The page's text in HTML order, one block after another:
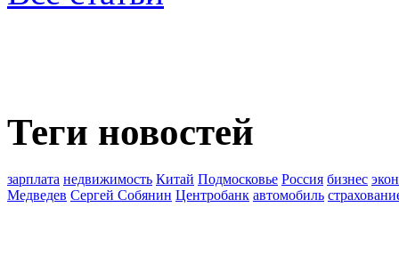
Теги новостей
зарплата недвижимость Китай Подмосковье Россия бизнес
Медведев Сергей Собянин Центробанк автомобиль